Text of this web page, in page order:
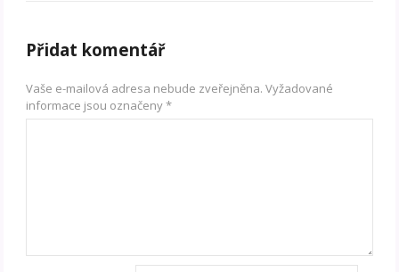
Přidat komentář
Vaše e-mailová adresa nebude zveřejněna. Vyžadované
informace jsou označeny*